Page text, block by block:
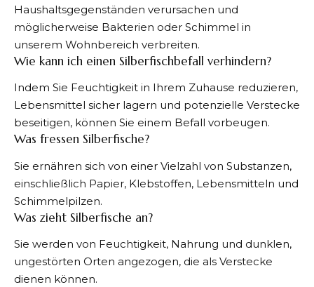
Haushaltsgegenständen verursachen und
möglicherweise Bakterien oder Schimmel in
unserem Wohnbereich verbreiten.
Wie kann ich einen Silberfischbefall verhindern?
Indem Sie Feuchtigkeit in Ihrem Zuhause reduzieren,
Lebensmittel sicher lagern und potenzielle Verstecke
beseitigen, können Sie einem Befall vorbeugen.
Was fressen Silberfische?
Sie ernähren sich von einer Vielzahl von Substanzen,
einschließlich Papier, Klebstoffen, Lebensmitteln und
Schimmelpilzen.
Was zieht Silberfische an?
Sie werden von Feuchtigkeit, Nahrung und dunklen,
ungestörten Orten angezogen, die als Verstecke
dienen können.